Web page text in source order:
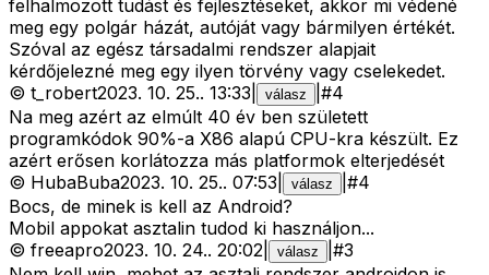
felhalmozott tudást és fejlesztéseket, akkor mi védené
meg egy polgár házát, autóját vagy bármilyen értékét.
Szóval az egész társadalmi rendszer alapjait
kérdőjelezné meg egy ilyen törvény vagy cselekedet.
© t_robert2023. 10. 25.. 13:33 válasz #4
Na meg azért az elmúlt 40 év ben született
programkódok 90%-a X86 alapú CPU-kra készült. Ez
azért erősen korlátozza más platformok elterjedését
© HubaBuba2023. 10. 25.. 07:53 válasz #4
Bocs, de minek is kell az Android?
Mobil appokat asztalin tudod ki használjon...
© freeapro2023. 10. 24.. 20:02 válasz #3